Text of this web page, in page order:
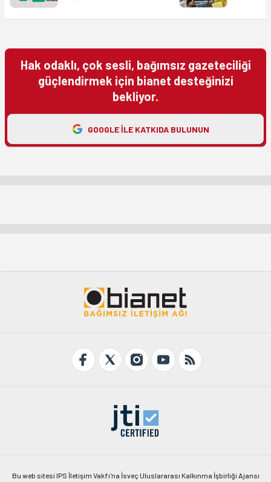
Hak odaklı, çok sesli, bağımsız gazeteciliği
güçlendirmek için bianet desteğinizi
bekliyor.
GOOGLE ILE KATKIDA BULUNUN
Bu web sitesi IPS İletişim Vakfı'na İsveç Uluslararası Kalkınma İşbirliği Ajansı